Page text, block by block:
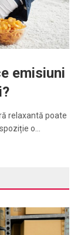
emisiuni
relaxantă poate
o…